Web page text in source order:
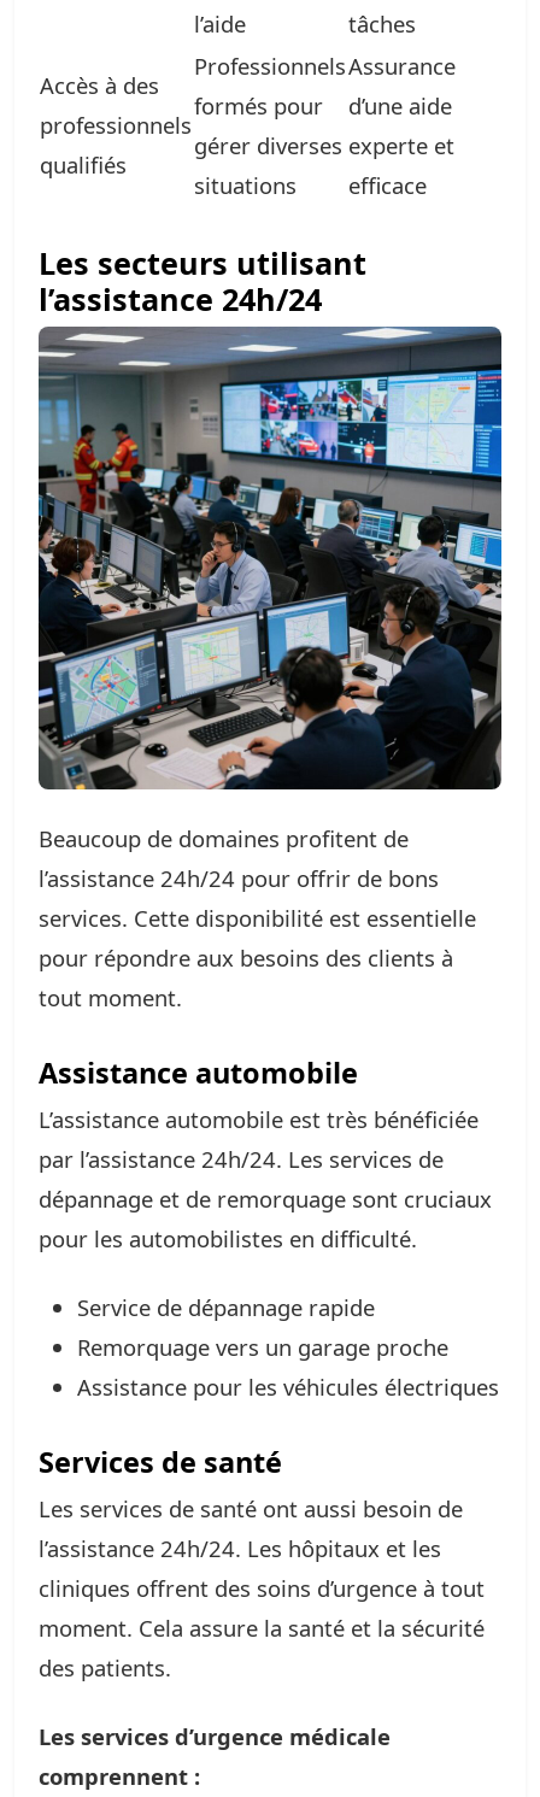
l’aide
tâches
Accès à des
professionnels
qualifiés
Professionnels
formés pour
gérer diverses
situations
Assurance
d’une aide
experte et
efficace
Les secteurs utilisant
l’assistance 24h/24
Beaucoup de domaines profitent de
l’assistance 24h/24 pour offrir de bons
services. Cette disponibilité est essentielle
pour répondre aux besoins des clients à
tout moment.
Assistance automobile
L’assistance automobile est très bénéficiée
par l’assistance 24h/24. Les services de
dépannage et de remorquage sont cruciaux
pour les automobilistes en difficulté.
Service de dépannage rapide
Remorquage vers un garage proche
Assistance pour les véhicules électriques
Services de santé
Les services de santé ont aussi besoin de
l’assistance 24h/24. Les hôpitaux et les
cliniques offrent des soins d’urgence à tout
moment. Cela assure la santé et la sécurité
des patients.
Les services d’urgence médicale
comprennent :